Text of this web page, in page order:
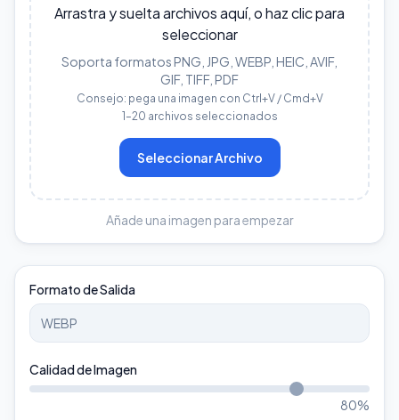
Arrastra y suelta archivos aquí, o haz clic para
seleccionar
Soporta formatos PNG, JPG, WEBP, HEIC, AVIF,
GIF, TIFF, PDF
Consejo: pega una imagen con Ctrl+V / Cmd+V
1–20 archivos seleccionados
Seleccionar Archivo
Añade una imagen para empezar
Formato de Salida
Calidad de Imagen
80%